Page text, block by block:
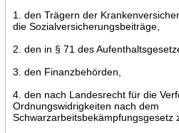
1. den Trägern der
die Sozialversicherungsbeiträge,
2. den in § 71 des
3. den Finanzbehörden,
4. den nach Landesrecht für die
Ordnungswidrigkeiten nach dem
Schwarzarbeitsbekämpfungsgesetz